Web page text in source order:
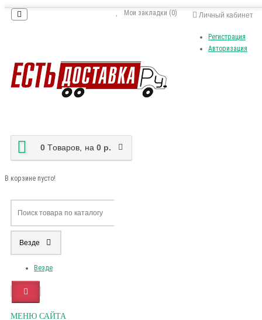
Личный кабинет
Регистрация
Авторизация
Мои закладки (0)
0 Tоваров, на 0 р.
В корзине пусто!
Везде
Везде
МЕНЮ САЙТА